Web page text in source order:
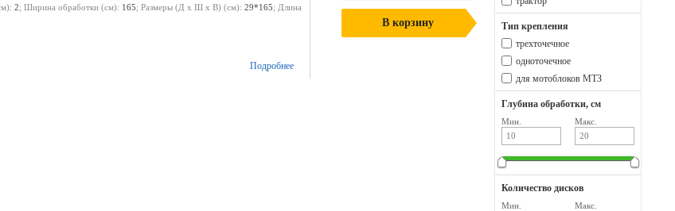
2; Ширина обработки (см): 165; Размеры (Д х Ш х В) (см): 29*165; Длина
Подробнее
В корзину
Тип крепления
трехточечное
одноточечное
для мотоблоков МТЗ
Глубина обработки, см
Мин. Макс.
Количество дисков
Мин. Макс.